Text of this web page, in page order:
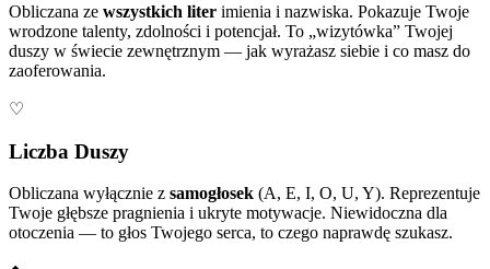
Obliczana ze wszystkich liter imienia i nazwiska. Pokazuje Twoje
wrodzone talenty, zdolności i potencjał. To „wizytówka” Twojej
duszy w świecie zewnętrznym — jak wyrażasz siebie i co masz do
zaoferowania.
♡
Liczba Duszy
Obliczana wyłącznie z samogłosek (A, E, I, O, U, Y). Reprezentuje
Twoje głębsze pragnienia i ukryte motywacje. Niewidoczna dla
otoczenia — to głos Twojego serca, to czego naprawdę szukasz.